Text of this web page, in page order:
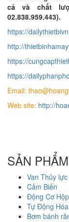
cả và chất
02.838.959.443).
https://
http://
https://
https://
Email:
Web site: http://
SẢN PHẨM
Van Thủy lực
Cảm Biến
Động Cơ
Tự Động Hóa
Bơm bánh